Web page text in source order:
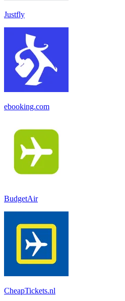
Justfly
ebooking.com
BudgetAir
CheapTickets.nl